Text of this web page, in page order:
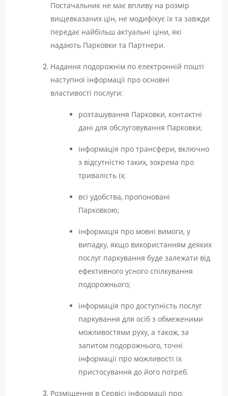
Постачальник не має впливу на розмір
вищевказаних цін, не модифікує їх та завжди
передає найбільш актуальні ціни, які
надають Парковки та Партнери.
Надання подорожнім по електронній пошті
наступної інформації про основні
властивості послуги:
розташування Парковки, контактні
дані для обслуговування Парковки;
інформація про трансфери, включно
з відсутністю таких, зокрема про
тривалість їх;
всі удобства, пропоновані
Парковкою;
інформація про мовні вимоги, у
випадку, якщо використанням деяких
послуг паркування буде залежати від
ефективного усного спілкування
подорожнього;
інформація про доступність послуг
паркування для осіб з обмеженими
можливостями руху, а також, за
запитом подорожнього, точні
інформації про можливості їх
пристосування до його потреб.
Розміщення в Сервісі інформації про: